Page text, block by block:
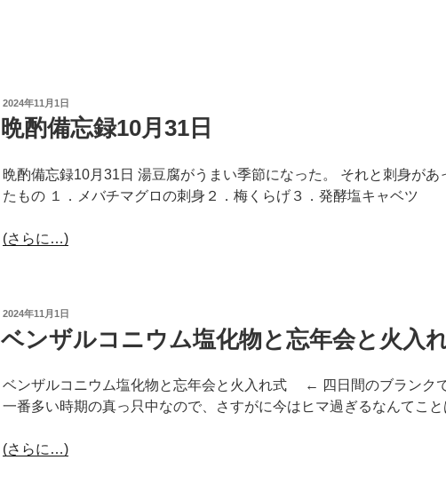
投
稿
日:
2024年11月1日
晩酌備忘録10月31日
晩酌備忘録10月31日 湯豆腐がうまい季節になった。 それと刺身が
たもの １．メバチマグロの刺身２．梅くらげ３．発酵塩キャベツ
(さらに…)
投
日:
2024年11月1日
ベンザルコニウム塩化物と忘年会と火入
ベンザルコニウム塩化物と忘年会と火入れ式 ← 四日間のブランク
一番多い時期の真っ只中なので、さすがに今はヒマ過ぎるなんてこと
(さらに…)